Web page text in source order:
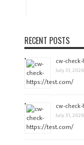
RECENT POSTS
cw-
July 31, 2026
cw-
July 31, 2026